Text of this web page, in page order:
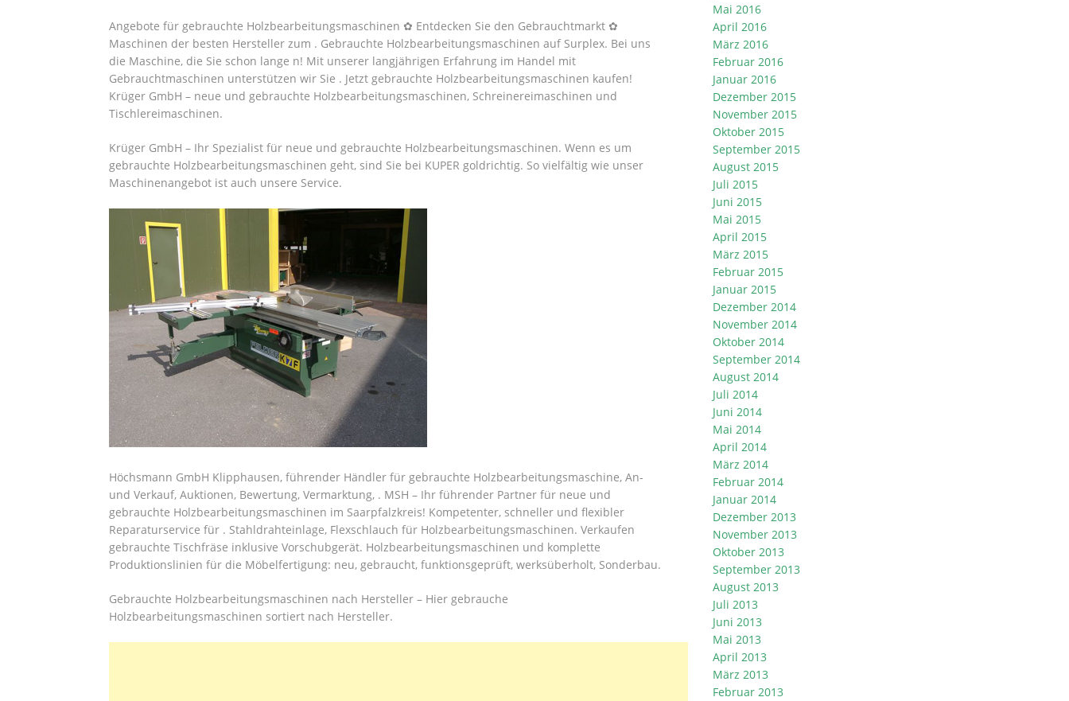
Angebote für gebrauchte Holzbearbeitungsmaschinen ✿ Entdecken Sie den Gebrauchtmarkt ✿
Maschinen der besten Hersteller zum . Gebrauchte Holzbearbeitungsmaschinen auf Surplex. Bei uns
die Maschine, die Sie schon lange n! Mit unserer langjährigen Erfahrung im Handel mit
Gebrauchtmaschinen unterstützen wir Sie . Jetzt gebrauchte Holzbearbeitungsmaschinen kaufen!
Krüger GmbH – neue und gebrauchte Holzbearbeitungsmaschinen, Schreinereimaschinen und
Tischlereimaschinen.
Krüger GmbH – Ihr Spezialist für neue und gebrauchte Holzbearbeitungsmaschinen. Wenn es um
gebrauchte Holzbearbeitungsmaschinen geht, sind Sie bei KUPER goldrichtig. So vielfältig wie unser
Maschinenangebot ist auch unsere Service.
Höchsmann GmbH Klipphausen, führender Händler für gebrauchte Holzbearbeitungsmaschine, An-
und Verkauf, Auktionen, Bewertung, Vermarktung, . MSH – Ihr führender Partner für neue und
gebrauchte Holzbearbeitungsmaschinen im Saarpfalzkreis! Kompetenter, schneller und flexibler
Reparaturservice für . Stahldrahteinlage, Flexschlauch für Holzbearbeitungsmaschinen. Verkaufen
gebrauchte Tischfräse inklusive Vorschubgerät. Holzbearbeitungsmaschinen und komplette
Produktionslinien für die Möbelfertigung: neu, gebraucht, funktionsgeprüft, werksüberholt, Sonderbau.
Gebrauchte Holzbearbeitungsmaschinen nach Hersteller – Hier gebrauche
Holzbearbeitungsmaschinen sortiert nach Hersteller.
Mai 2016
April 2016
März 2016
Februar 2016
Januar 2016
Dezember 2015
November 2015
Oktober 2015
September 2015
August 2015
Juli 2015
Juni 2015
Mai 2015
April 2015
März 2015
Februar 2015
Januar 2015
Dezember 2014
November 2014
Oktober 2014
September 2014
August 2014
Juli 2014
Juni 2014
Mai 2014
April 2014
März 2014
Februar 2014
Januar 2014
Dezember 2013
November 2013
Oktober 2013
September 2013
August 2013
Juli 2013
Juni 2013
Mai 2013
April 2013
März 2013
Februar 2013